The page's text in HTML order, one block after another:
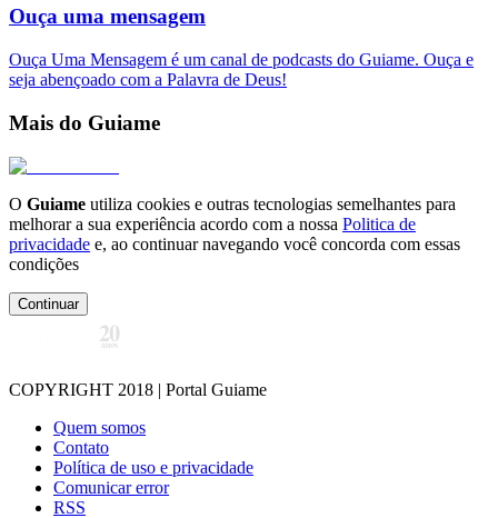
Ouça uma mensagem
Ouça Uma Mensagem é um canal de podcasts do Guiame. Ouça e
seja abençoado com a Palavra de Deus!
Mais do Guiame
O Guiame utiliza cookies e outras tecnologias semelhantes para
melhorar a sua experiência acordo com a nossa Politica de
privacidade e, ao continuar navegando você concorda com essas
condições
Continuar
COPYRIGHT 2018 | Portal Guiame
Quem somos
Contato
Política de uso e privacidade
Comunicar error
RSS